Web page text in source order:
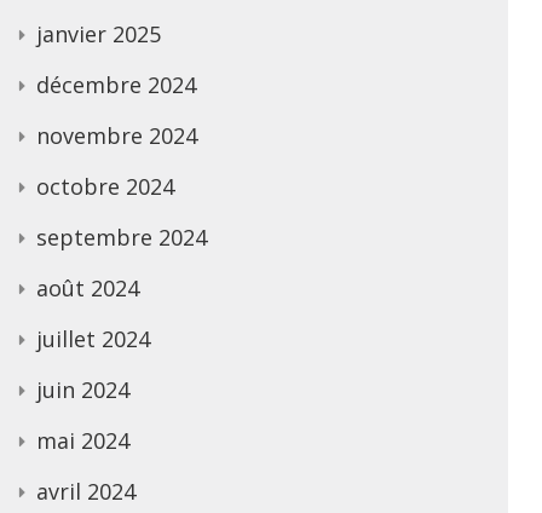
janvier 2025
décembre 2024
novembre 2024
octobre 2024
septembre 2024
août 2024
juillet 2024
juin 2024
mai 2024
avril 2024